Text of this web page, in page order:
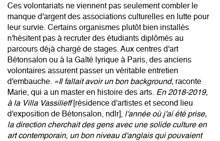
Ces volontariats ne viennent pas seulement combler le
manque d'argent des associations culturelles en lutte pour
leur survie. Certains organismes plutôt bien installés
n'hésitent pas à recruter des étudiants diplômés au
parcours déjà chargé de stages. Aux centres d'art
Bétonsalon ou à la Gaîté lyrique à Paris, des anciens
volontaires assurent passer un véritable entretien
d'embauche. «Il fallait avoir un bon background, raconte
Marie, qui a un master en histoire des arts. En 2018-2019,
à la Villa Vassilieff[résidence d'artistes et second lieu
d'exposition de Bétonsalon, ndlr], l'année où j'ai été prise,
la direction cherchait des gens avec une solide culture en
art contemporain, un bon niveau d'anglais qui pouvaient